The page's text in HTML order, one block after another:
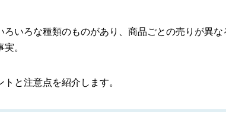
いろな種類のものがあり、商品ごとの売りが異な
。
と注意点を紹介します。